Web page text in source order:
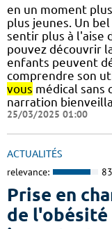
en un moment
plus jeunes. Un
sentir plus à l'aise
pouvez découvrir
enfants peuvent
comprendre son
vous médical sans
narration
25/03/2025 01:00
ACTUALITÉS
relevance:
Prise en
de